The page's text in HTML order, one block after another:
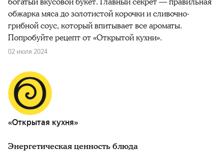
обжарка мяса до золотистой корочки и сливочно-
грибной соус, который впитывает все ароматы.
Попробуйте рецепт от «Открытой кухни».
02 июля 2024
«Открытая кухня»
Энергетическая ценность блюда